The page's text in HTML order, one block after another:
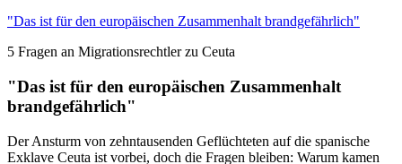
"Das ist für den europäischen Zusammenhalt brandgefährlich"
5 Fragen an Migrationsrechtler zu Ceuta
"Das ist für den europäischen Zusammenhalt
brandgefährlich"
Der Ansturm von zehntausenden Geflüchteten auf die spanische
Exklave Ceuta ist vorbei, doch die Fragen bleiben: Warum kamen